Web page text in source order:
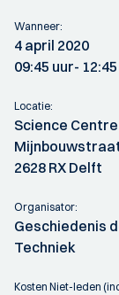
Wanneer:
4 april 2020
09:45 uur-
Locatie:
Science
2628 RX Delft
Organisator:
Geschiedenis
Techniek
Kosten Niet-leden